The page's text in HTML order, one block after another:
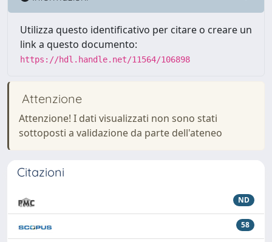
Utilizza questo identificativo per citare o creare un
link a questo documento:
https://hdl.handle.net/11564/106898
Attenzione
Attenzione! I dati visualizzati non sono stati
sottoposti a validazione da parte dell'ateneo
Citazioni
ND
58